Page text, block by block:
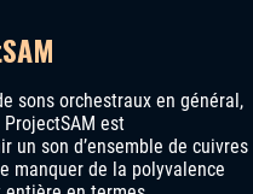
sons orchestraux en général,
est
un son d’ensemble de cuivres
manquer de la polyvalence